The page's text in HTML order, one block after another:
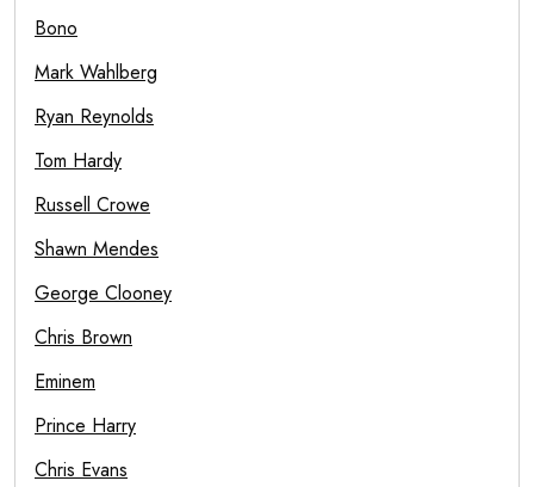
Bono
Mark Wahlberg
Ryan Reynolds
Tom Hardy
Russell Crowe
Shawn Mendes
George Clooney
Chris Brown
Eminem
Prince Harry
Chris Evans